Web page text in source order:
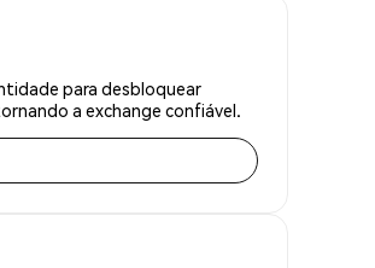
para desbloquear
a exchange confiável.